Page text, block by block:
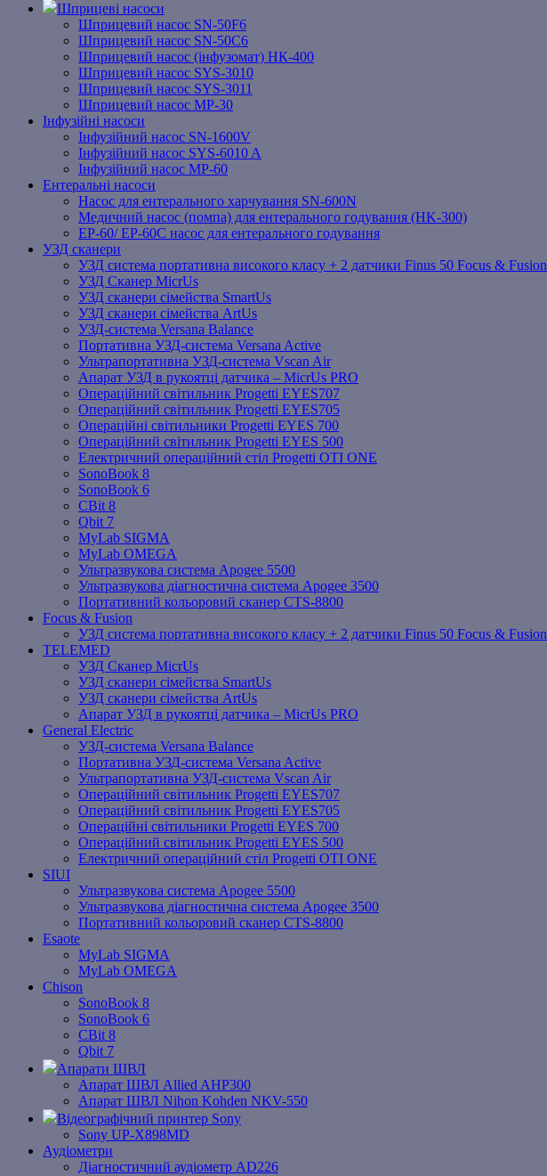
Шприцеві насоси
Шприцевий насос SN-50F6
Шприцевий насос SN-50C6
Шприцевий насос (інфузомат) НК-400
Шприцевий насос SYS-3010
Шприцевий насос SYS-3011
Шприцевий насос MP-30
Інфузійні насоси
Інфузійний насос SN-1600V
Інфузійний насос SYS-6010 A
Інфузійний насос MP-60
Ентеральні насоси
Насос для ентерального харчування SN-600N
Медичний насос (помпа) для ентерального годування (HK-300)
EP-60/ EP-60C насос для ентерального годування
УЗД сканери
УЗД система портативна високого класу + 2 датчики Finus 50 Focus & Fusion
УЗД Сканер MicrUs
УЗД сканери сімейства SmartUs
УЗД сканери сімейства ArtUs
УЗД-система Versana Balance
Портативна УЗД-система Versana Active
Ультрапортативна УЗД-система Vscan Air
Апарат УЗД в рукоятці датчика – MicrUs PRO
Операційний світильник Progetti EYES707
Операційний світильник Progetti EYES705
Операційні світильники Progetti EYES 700
Операційний світильник Progetti EYES 500
Електричний операційний стіл Progetti OTI ONE
SonoBook 8
SonoBook 6
СBit 8
Qbit 7
MyLab SIGMA
MyLab OMEGA
Ультразвукова система Apogee 5500
Ультразвукова діагностична система Apogee 3500
Портативний кольоровий сканер CTS-8800
Focus & Fusion
УЗД система портативна високого класу + 2 датчики Finus 50 Focus & Fusion
TELEMED
УЗД Сканер MicrUs
УЗД сканери сімейства SmartUs
УЗД сканери сімейства ArtUs
Апарат УЗД в рукоятці датчика – MicrUs PRO
General Electric
УЗД-система Versana Balance
Портативна УЗД-система Versana Active
Ультрапортативна УЗД-система Vscan Air
Операційний світильник Progetti EYES707
Операційний світильник Progetti EYES705
Операційні світильники Progetti EYES 700
Операційний світильник Progetti EYES 500
Електричний операційний стіл Progetti OTI ONE
SIUI
Ультразвукова система Apogee 5500
Ультразвукова діагностична система Apogee 3500
Портативний кольоровий сканер CTS-8800
Esaote
MyLab SIGMA
MyLab OMEGA
Chison
SonoBook 8
SonoBook 6
СBit 8
Qbit 7
Апарати ШВЛ
Апарат ШВЛ Allied AHP300
Апарат ШВЛ Nihon Kohden NKV-550
Відеографічний принтер Sony
Sony UP-X898MD
Аудіометри
Діагностичний аудіометр AD226